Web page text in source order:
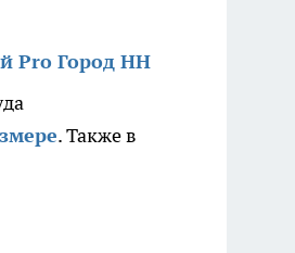
Pro Город НН
. Также в